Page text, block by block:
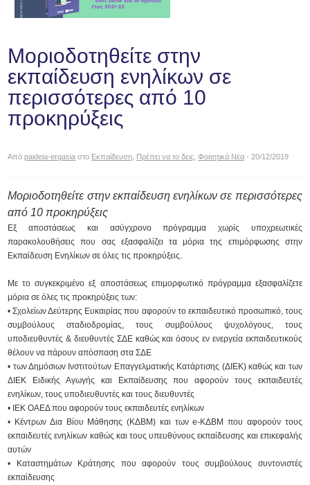
Μοριοδοτηθείτε στην
εκπαίδευση ενηλίκων σε
περισσότερες από 10
προκηρύξεις
Απόpaideia-ergasia στο Εκπαίδευση Πρέπει να το δεις ,Φοιτητικά Νέα · 20/12/2019
Μοριοδοτηθείτε στην εκπαίδευση ενηλίκων σε περισσότερες
από 10 προκηρύξεις
Εξ αποστάσεως και ασύγχρονο πρόγραμμα χωρίς υποχρεωτικές
παρακολουθήσεις που σας εξασφαλίζει τα μόρια της επιμόρφωσης στην
Εκπαίδευση Ενηλίκων σε όλες τις προκηρύξεις.
Με το συγκεκριμένο εξ αποστάσεως επιμορφωτικό πρόγραμμα εξασφαλίζετε
μόρια σε όλες τις προκηρύξεις των:
• Σχολείων Δεύτερης Ευκαιρίας που αφορούν το εκπαιδευτικό προσωπικό, τους
συμβούλους σταδιοδρομίας, τους συμβούλους ψυχολόγους, τους
υποδιευθυντές & διευθυντές ΣΔΕ καθώς και όσους εν ενεργεία εκπαιδευτικούς
θέλουν να πάρουν απόσπαση στα ΣΔΕ
• των Δημόσιων Ινστιτούτων Επαγγελματικής Κατάρτισης (ΔΙΕΚ) καθώς και των
ΔΙΕΚ Ειδικής Αγωγής και Εκπαίδευσης που αφορούν τους εκπαιδευτές
ενηλίκων, τους υποδιευθυντές και τους διευθυντές
• ΙΕΚ ΟΑΕΔ που αφορούν τους εκπαιδευτές ενηλίκων
• Κέντρων Δια Βίου Μάθησης (ΚΔΒΜ) και των e-ΚΔΒΜ που αφορούν τους
εκπαιδευτές ενηλίκων καθώς και τους υπευθύνους εκπαίδευσης και επικεφαλής
αυτών
• Καταστημάτων Κράτησης που αφορούν τους συμβούλους συντονιστές
εκπαίδευσης